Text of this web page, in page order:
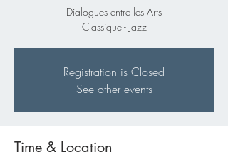
Dialogues entre les Arts
Classique - Jazz
Registration is Closed
See other events
Time & Location